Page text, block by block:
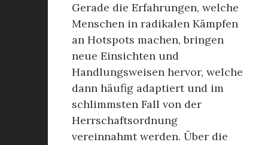
Gerade die Erfahrungen, welche
Menschen in radikalen Kämpfen
an Hotspots machen, bringen
neue Einsichten und
Handlungsweisen hervor, welche
dann häufig adaptiert und im
schlimmsten Fall von der
Herrschaftsordnung
vereinnahmt werden. Über die